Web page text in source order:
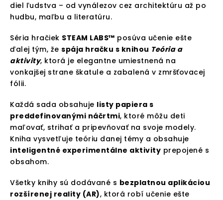
diel ľudstva – od vynálezov cez architektúru až po
hudbu, maľbu a literatúru.
Séria hračiek STEAM LABS™ posúva učenie ešte
ďalej tým, že spája hračku s knihou Teória a
aktivity, ktorá je elegantne umiestnená na
vonkajšej strane škatule a zabalená v zmršťovacej
fólii.
Každá sada obsahuje listy papiera s
preddefinovanými náčrtmi, ktoré môžu deti
maľovať, strihať a pripevňovať na svoje modely.
Kniha vysvetľuje teóriu danej témy a obsahuje
inteligentné experimentálne aktivity prepojené s
obsahom.
Všetky knihy sú dodávané s bezplatnou aplikáciou
rozšírenej reality (AR), ktorá robí učenie ešte